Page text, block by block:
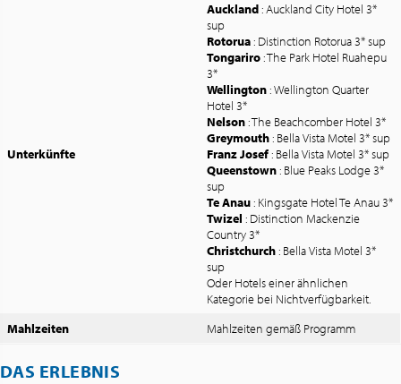
Unterkünfte
Auckland: Auckland City Hotel 3*
sup
Rotorua: Distinction Rotorua 3* sup
Tongariro: The Park Hotel Ruahepu
3*
Wellington: Wellington Quarter
Hotel 3*
Nelson: The Beachcomber Hotel 3*
Greymouth: Bella Vista Motel 3* sup
Franz Josef: Bella Vista Motel 3* sup
Queenstown: Blue Peaks Lodge 3*
sup
Te Anau: Kingsgate Hotel Te Anau 3*
Twizel : Distinction Mackenzie
Country 3*
Christchurch: Bella Vista Motel 3*
sup
Oder Hotels einer ähnlichen
Kategorie bei Nichtverfügbarkeit.
Mahlzeiten
Mahlzeiten gemäß Programm
DAS ERLEBNIS